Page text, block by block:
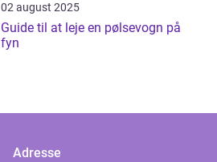
02 august 2025
Guide til at leje en pølsevogn på
fyn
Adresse